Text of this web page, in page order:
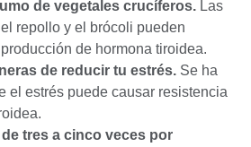
de vegetales crucíferos. Las
repollo y el brócoli pueden
de hormona tiroidea.
de reducir tu estrés. Se ha
el estrés puede causar resistencia
tres a cinco veces por